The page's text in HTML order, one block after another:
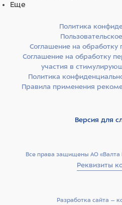
Еще
Все права защищены АО «Валта
Реквизиты
Политика
Соглашение на обработку
Соглашение на обработку
участия в
Политика
Правила применения
Версия для
Разработка сайта –­